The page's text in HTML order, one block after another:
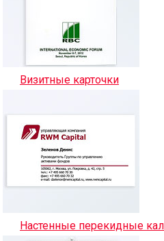
Визитные карточки
Настенные перекидные